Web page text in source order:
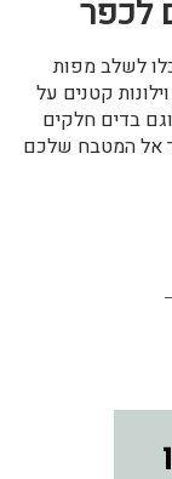
לכפר
לשלב מפות
קטנים על
בדים חלקים
אל המטבח שלכם